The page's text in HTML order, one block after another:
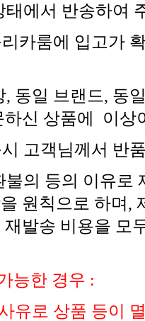
태에서 반송하여
카룸에 입고가
, 동일 브랜드, 동
하신 상품에 이상
고객님께서 반
불의 등의 이유로
원칙으로 하며,
발송 비용을 모
능한 경우 :
유로 상품 등이